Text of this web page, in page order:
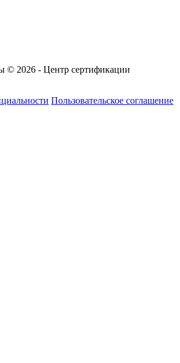
© 2026 - Центр сертификации
Пользовательское соглашение